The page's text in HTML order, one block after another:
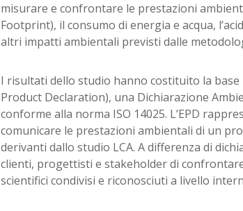
misurare e confrontare le prestazioni
Footprint), il consumo di energia e acqua,
altri impatti ambientali previsti dalle
I risultati dello studio hanno costituito la
Product Declaration), una Dichiarazione
conforme alla norma ISO 14025. L’EPD
comunicare le prestazioni ambientali di un
derivanti dallo studio LCA. A differenza di
clienti, progettisti e stakeholder di
scientifici condivisi e riconosciuti a livello